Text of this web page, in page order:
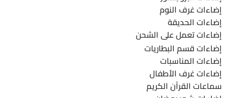
إضاءات غرف النوم
إضاءات الحديقة
إضاءات تعمل على الشحن
إضاءات قسم البطاريات
إضاءات المناسبات
إضاءات غرف الأطفال
سماعات القرآن الكريم